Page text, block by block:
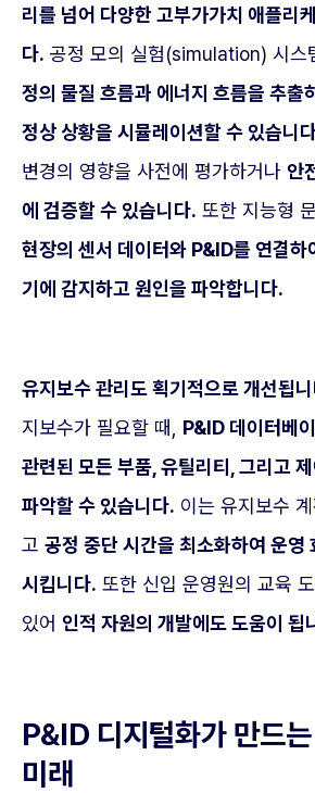
리를 넘어 다양한 고부가가치 애플리
다. 공정 모의 실험(simulation) 시스
정의 물질 흐름과 에너지 흐름을 추출
정상 상황을 시뮬레이션할 수 있습니
변경의 영향을 사전에 평가하거나 안
에 검증할 수 있습니다. 또한 지능형
현장의 센서 데이터와 P&ID를 연결하
기에 감지하고 원인을 파악합니다.
유지보수 관리도 획기적으로 개선됩
지보수가 필요할 때, P&ID 데이터베
관련된 모든 부품, 유틸리티, 그리고
파악할 수 있습니다. 이는 유지보수
고 공정 중단 시간을 최소화하여 운영
시킵니다. 또한 신입 운영원의 교육
있어 인적 자원의 개발에도 도움이 됩
P&ID 디지털화가 만드는
미래